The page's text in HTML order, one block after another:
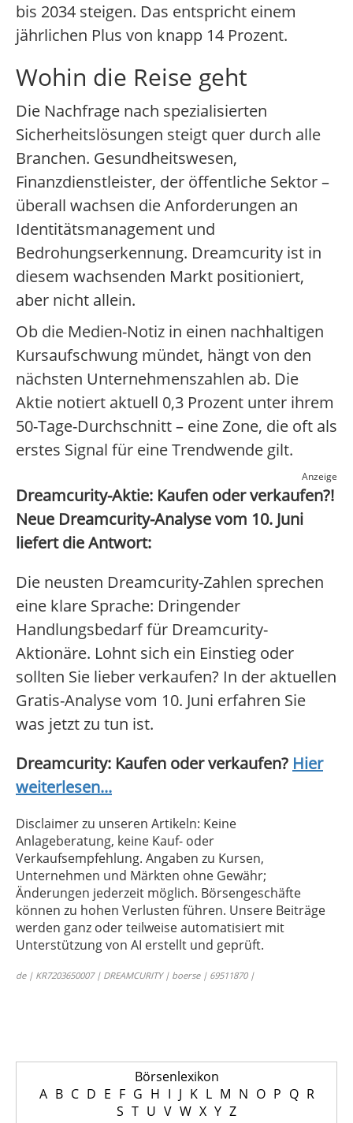
bis 2034 steigen. Das entspricht einem
jährlichen Plus von knapp 14 Prozent.
Wohin die Reise geht
Die Nachfrage nach spezialisierten
Sicherheitslösungen steigt quer durch alle
Branchen. Gesundheitswesen,
Finanzdienstleister, der öffentliche Sektor –
überall wachsen die Anforderungen an
Identitätsmanagement und
Bedrohungserkennung. Dreamcurity ist in
diesem wachsenden Markt positioniert,
aber nicht allein.
Ob die Medien-Notiz in einen nachhaltigen
Kursaufschwung mündet, hängt von den
nächsten Unternehmenszahlen ab. Die
Aktie notiert aktuell 0,3 Prozent unter ihrem
50-Tage-Durchschnitt – eine Zone, die oft als
erstes Signal für eine Trendwende gilt.
Anzeige
Dreamcurity-Aktie: Kaufen oder verkaufen?!
Neue Dreamcurity-Analyse vom 10. Juni
liefert die Antwort:
Die neusten Dreamcurity-Zahlen sprechen
eine klare Sprache: Dringender
Handlungsbedarf für Dreamcurity-
Aktionäre. Lohnt sich ein Einstieg oder
sollten Sie lieber verkaufen? In der aktuellen
Gratis-Analyse vom 10. Juni erfahren Sie
was jetzt zu tun ist.
Dreamcurity: Kaufen oder verkaufen? Hier
weiterlesen...
Disclaimer zu unseren Artikeln: Keine
Anlageberatung, keine Kauf- oder
Verkaufsempfehlung. Angaben zu Kursen,
Unternehmen und Märkten ohne Gewähr;
Änderungen jederzeit möglich. Börsengeschäfte
können zu hohen Verlusten führen. Unsere Beiträge
werden ganz oder teilweise automatisiert mit
Unterstützung von AI erstellt und geprüft.
de | KR7203650007 | DREAMCURITY | boerse | 69511870 |
Börsenlexikon
A B C D E F G H I J K L M N O P Q R
S T U V W X Y Z